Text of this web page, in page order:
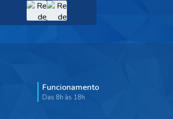
Funcionamento
Das 8h às 18h